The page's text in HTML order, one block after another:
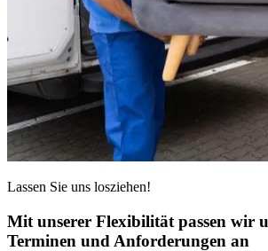
Lassen Sie uns losziehen!
Mit unserer Flexibilität passen wir
Terminen und Anforderungen an